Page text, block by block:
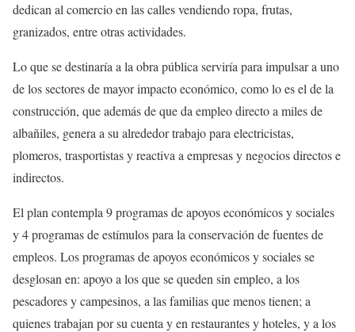
dedican al comercio en las calles vendiendo ropa, frutas,
granizados, entre otras actividades.
Lo que se destinaría a la obra pública serviría para impulsar a uno
de los sectores de mayor impacto económico, como lo es el de la
construcción, que además de que da empleo directo a miles de
albañiles, genera a su alrededor trabajo para electricistas,
plomeros, trasportistas y reactiva a empresas y negocios directos e
indirectos.
El plan contempla 9 programas de apoyos económicos y sociales
y 4 programas de estímulos para la conservación de fuentes de
empleos. Los programas de apoyos económicos y sociales se
desglosan en: apoyo a los que se queden sin empleo, a los
pescadores y campesinos, a las familias que menos tienen; a
quienes trabajan por su cuenta y en restaurantes y hoteles, y a los